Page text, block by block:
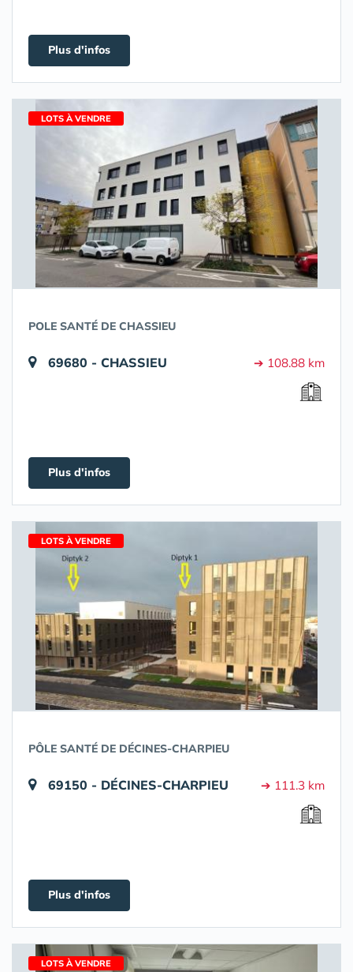
Plus d'infos
LOTS À VENDRE
POLE SANTÉ DE CHASSIEU
69680 - CHASSIEU ➔ 108.88 km
Plus d'infos
LOTS À VENDRE
PÔLE SANTÉ DE DÉCINES-CHARPIEU
69150 - DÉCINES-CHARPIEU ➔ 111.3 km
Plus d'infos
LOTS À VENDRE